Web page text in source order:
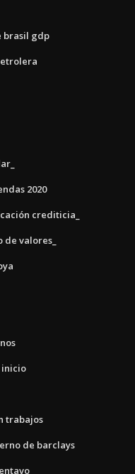
brasil gdp
2020
crediticia_
valores_
inicio
trabajos
de barclays